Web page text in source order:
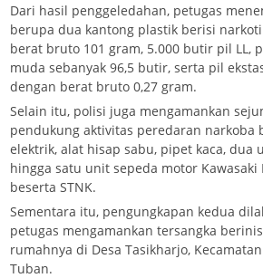
Dari hasil penggeledahan, petugas
berupa dua kantong plastik berisi
berat bruto 101 gram, 5.000 butir pil LL,
muda sebanyak 96,5 butir, serta pil
dengan berat bruto 0,27 gram.
Selain itu, polisi juga mengamankan
pendukung aktivitas peredaran narkoba
elektrik, alat hisap sabu, pipet kaca, dua
hingga satu unit sepeda motor
beserta STNK.
Sementara itu, pengungkapan kedua
petugas mengamankan tersangka
rumahnya di Desa Tasikharjo,
Tuban.